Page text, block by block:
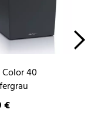
Color 40
€